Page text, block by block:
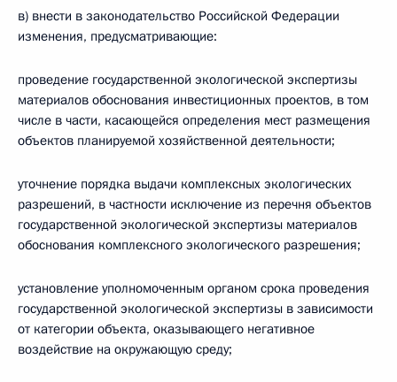
в) внести в законодательство Российской Федерации
изменения, предусматривающие:
проведение государственной экологической экспертизы
материалов обоснования инвестиционных проектов, в том
числе в части, касающейся определения мест размещения
объектов планируемой хозяйственной деятельности;
уточнение порядка выдачи комплексных экологических
разрешений, в частности исключение из перечня объектов
государственной экологической экспертизы материалов
обоснования комплексного экологического разрешения;
установление уполномоченным органом срока проведения
государственной экологической экспертизы в зависимости
от категории объекта, оказывающего негативное
воздействие на окружающую среду;